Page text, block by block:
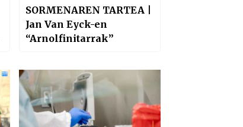
SORMENAREN TARTEA |
Jan Van Eyck-en
“Arnolfinitarrak”